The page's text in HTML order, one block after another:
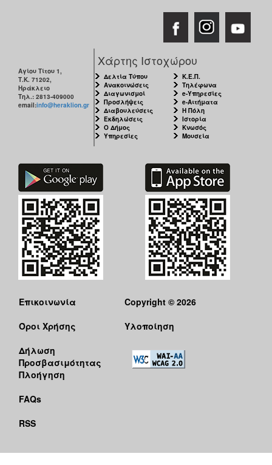
Αγίου Τίτου 1,
Τ.Κ. 71202,
Ηράκλειο
Τηλ.: 2813-409000
email:info@heraklion.gr
Χάρτης Ιστοχώρου
Δελτία Τύπου
Ανακοινώσεις
Διαγωνισμοί
Προσλήψεις
Διαβουλεύσεις
Εκδηλώσεις
Ο Δήμος
Υπηρεσίες
Κ.Ε.Π.
Τηλέφωνα
e-Υπηρεσίες
e-Αιτήματα
Η Πόλη
Ιστορία
Κνωσός
Μουσεία
Επικοινωνία
Όροι Χρήσης
Δήλωση
Προσβασιμότητας
Πλοήγηση
FAQs
RSS
Copyright © 2026
Υλοποίηση